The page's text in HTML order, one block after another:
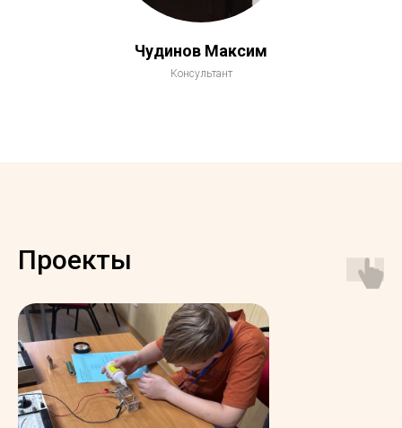
Чудинов Максим
Консультант
Проекты